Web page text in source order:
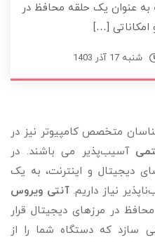
عنوان یک حلقه محافظ در
امکاناتی […]
شنبه 17 آذر 1403
متخصص کامپیوتر نیز در
آسیب‌پذیر می باشند. در
دیجیتال و اینترنت، به یک
نیاز داریم.آنتی ویروس
در مرزهای دیجیتال قرار
سازد که دستگاه شما را از